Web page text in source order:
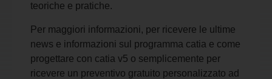
teoriche e pratiche.
Per maggiori informazioni, per ricevere le ultime
news e informazioni sul programma catia e come
progettare con catia v5 o semplicemente per
ricevere un preventivo gratuito personalizzato ad